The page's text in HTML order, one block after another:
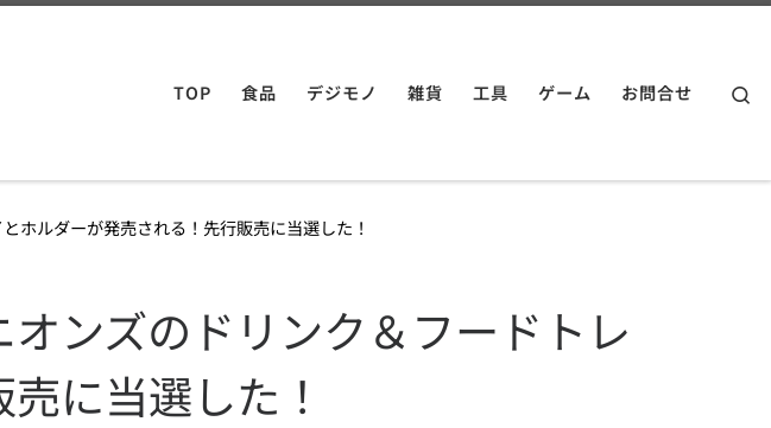
TOP 食品 デジモノ 雑貨 工具 ゲーム お問合せ
ホルダーが発売される！先行販売に当選した！
オンズのドリンク＆フードトレ
に当選した！